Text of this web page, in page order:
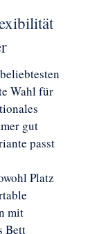
Wahl für
gut
passt
Platz
mit
Bett